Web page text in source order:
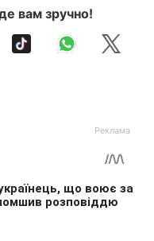
вам зручно!